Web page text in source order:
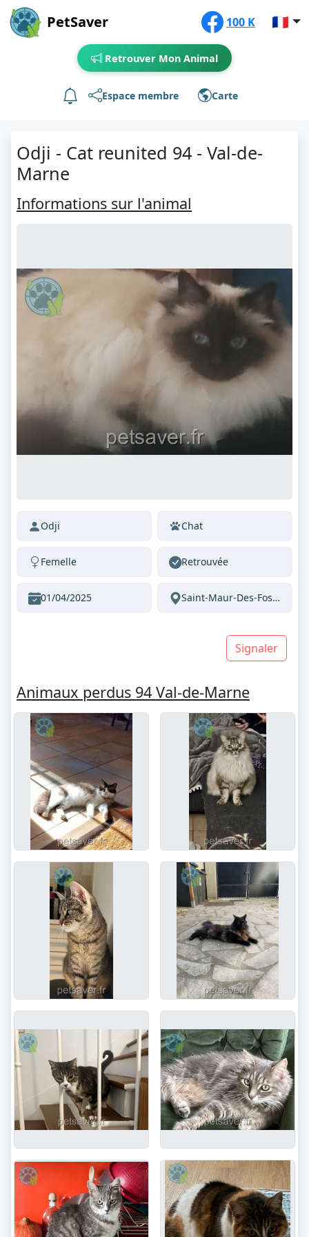
PetSaver 100 K 🇫🇷
Retrouver Mon Animal
Espace membre Carte
Odji - Cat reunited 94 - Val-de-
Marne
Informations sur l'animal
Odji Chat
Femelle Retrouvée
01/04/2025 Saint-Maur-Des-Fossés Val-De-Marne France
Signaler
Animaux perdus 94 Val-de-Marne